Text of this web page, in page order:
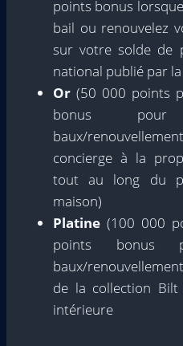
points bonus
bail ou renouvelez
sur votre solde de
national publié par la
Or (50 000 points
bonus
baux/
concierge à la
tout au long du
maison)
Platine (100 000
points bonus
baux/
de la collection Bilt
intérieure